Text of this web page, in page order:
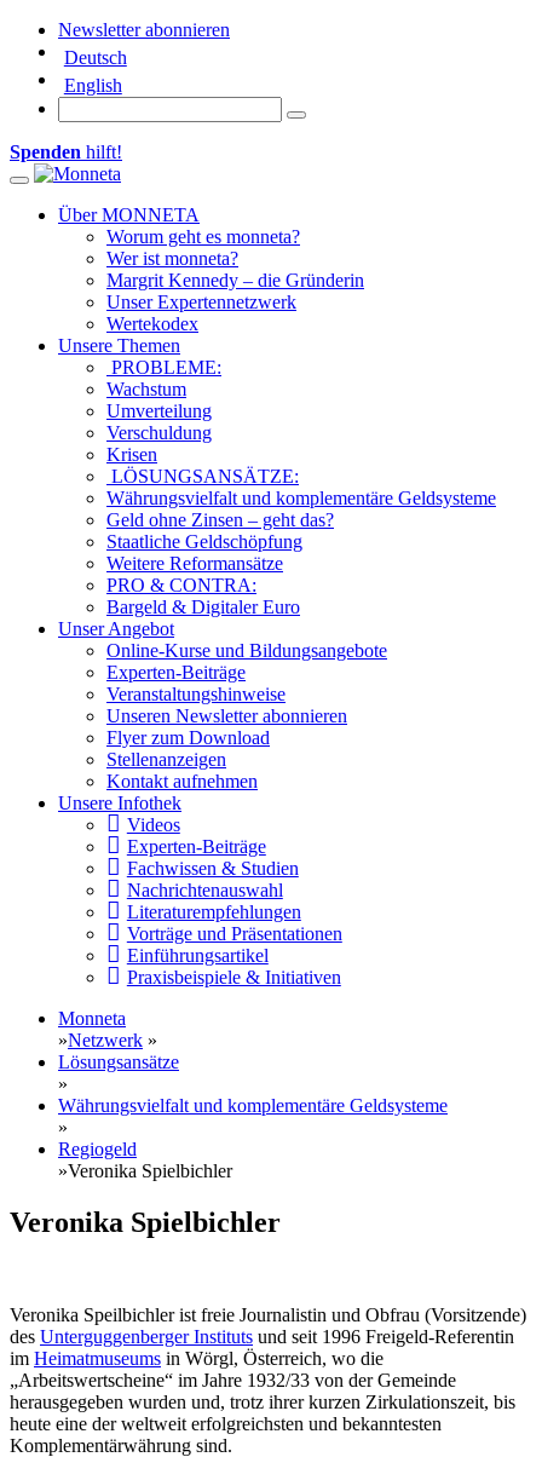
Newsletter abonnieren
Deutsch
English
Spenden hilft!
Toggle navigation
Über MONNETA
Worum geht es monneta?
Wer ist monneta?
Margrit Kennedy – die Gründerin
Unser Expertennetzwerk
Wertekodex
Unsere Themen
PROBLEME:
Wachstum
Umverteilung
Verschuldung
Krisen
LÖSUNGSANSÄTZE:
Währungsvielfalt und komplementäre Geldsysteme
Geld ohne Zinsen – geht das?
Staatliche Geldschöpfung
Weitere Reformansätze
PRO & CONTRA:
Bargeld & Digitaler Euro
Unser Angebot
Online-Kurse und Bildungsangebote
Experten-Beiträge
Veranstaltungshinweise
Unseren Newsletter abonnieren
Flyer zum Download
Stellenanzeigen
Kontakt aufnehmen
Unsere Infothek
Videos
Experten-Beiträge
Fachwissen & Studien
Nachrichtenauswahl
Literaturempfehlungen
Vorträge und Präsentationen
Einführungsartikel
Praxisbeispiele & Initiativen
Monneta
»Netzwerk »
Lösungsansätze
»
Währungsvielfalt und komplementäre Geldsysteme
»
Regiogeld
»Veronika Spielbichler
Veronika Spielbichler
Veronika Speilbichler ist freie Journalistin und Obfrau (Vorsitzende)
des Unterguggenberger Instituts und seit 1996 Freigeld-Referentin
im Heimatmuseums in Wörgl, Österreich, wo die
„Arbeitswertscheine“ im Jahre 1932/33 von der Gemeinde
herausgegeben wurden und, trotz ihrer kurzen Zirkulationszeit, bis
heute eine der weltweit erfolgreichsten und bekanntesten
Komplementärwährung sind.